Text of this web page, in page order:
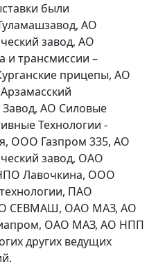
были
АО
завод, АО
и трансмиссии –
прицепы, АО
АО Силовые
Технологии -
ООО Газпром 335, АО
завод, ОАО
Лавочкина, ООО
ПАО
СЕВМАШ, ОАО МАЗ, АО
ОАО МАЗ, АО НПП
других ведущих